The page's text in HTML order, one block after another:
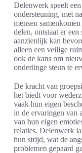
Delenwerk speelt
ondersteuning, met
mensen
delen, ontstaat er
aanzienlijk kan
alleen een veilige
ook de kans om
onderlinge steun te
De kracht van
het biedt voor
vaak hun eigen
in de ervaringen van
van hun eigen
relaties. Delenwerk
hun strijd, wat de
problemen gepaard